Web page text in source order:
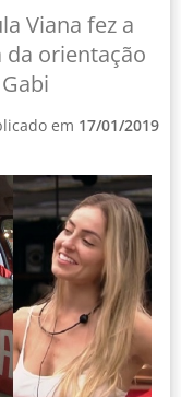
Viana fez a
da orientação
em 17/01/2019